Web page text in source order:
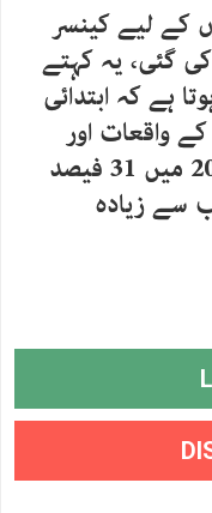
کے لیے کینسر
گئی، یہ کہتے
ہے کہ ابتدائی
واقعات اور
اموات کی عالمی تعداد میں 2030 میں 31 فیصد
سب سے زیادہ